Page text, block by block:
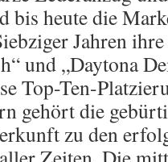
bis heute die
Jahren
und „Daytona
Top-Ten-
gehört die
zu den